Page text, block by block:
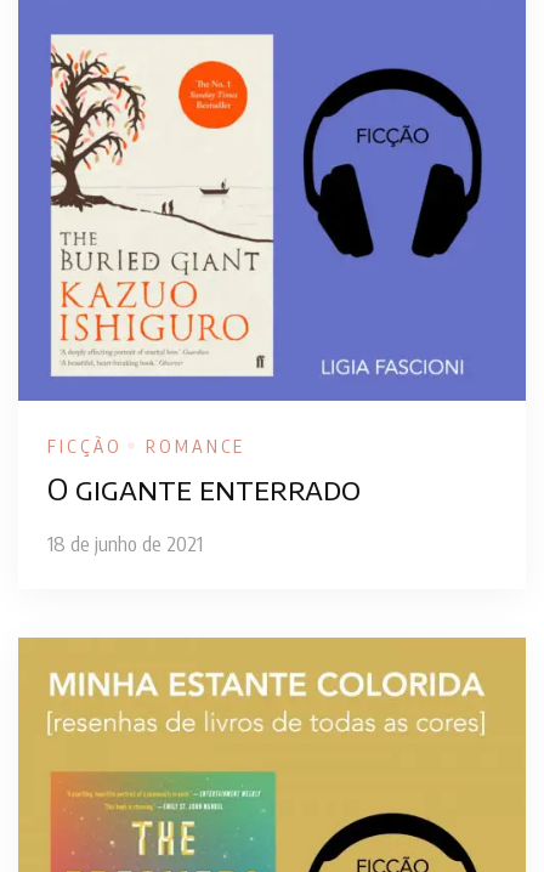
FICÇÃO ROMANCE
O gigante enterrado
18 de junho de 2021